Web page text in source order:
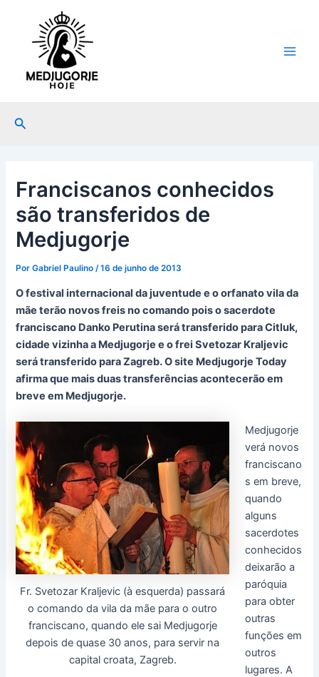
conteúdo
Pesquisar
Franciscanos conhecidos
são transferidos de
Medjugorje
PorGabriel Paulino/16 de junho de 2013
O festival internacional da juventude e o orfanato vila da
mãe terão novos freis no comando pois o sacerdote
franciscano Danko Perutina será transferido para Citluk,
cidade vizinha a Medjugorje e o frei Svetozar Kraljevic
será transferido para Zagreb. O site Medjugorje Today
afirma que mais duas transferências acontecerão em
breve em Medjugorje.
Fr. Svetozar Kraljevic (à esquerda) passará
o comando da vila da mãe para o outro
franciscano, quando ele sai Medjugorje
depois de quase 30 anos, para servir na
capital croata, Zagreb.
Medjugorje
verá novos
franciscano
s em breve,
quando
alguns
sacerdotes
conhecidos
deixarão a
paróquia
para obter
outras
funções em
outros
lugares. A
navigation